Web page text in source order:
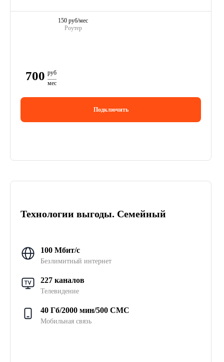
Роутер
150 руб/мес
700 руб
мес
Подключить
Технологии выгоды. Семейный
100 Мбит/с
Безлимитный интернет
227 каналов
Телевидение
40 Гб/2000 мин/500 СМС
Мобильная связь